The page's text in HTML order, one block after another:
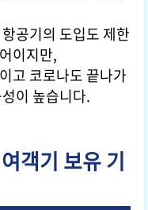
공기의 도입도 제한
이지만,
고 코로나도 끝나가
이 높습니다.
객기 보유 기